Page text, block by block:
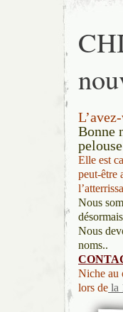
Bonne
Elle est
peut-être
Nous
Nous
noms..
Niche au
lors de la